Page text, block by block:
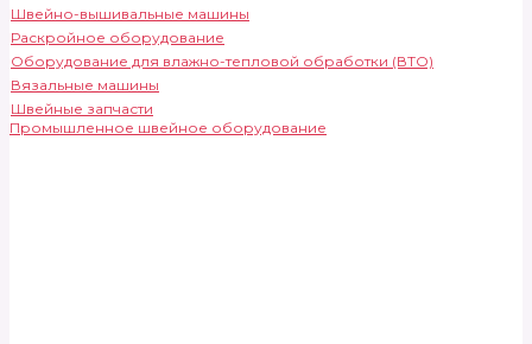
Швейно-вышивальные машины
Раскройное оборудование
Оборудование для влажно-тепловой обработки (ВТО)
Вязальные машины
Швейные запчасти
Промышленное швейное оборудование